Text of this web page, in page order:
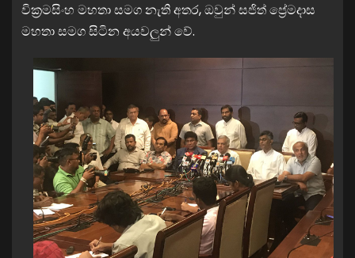
වික්‍රමසිංහ මහතා සමග නැති අතර, ඔවුන් සජිත් ප්‍රේමදාස
මහතා සමග සිටින අයවලුන් වේ.